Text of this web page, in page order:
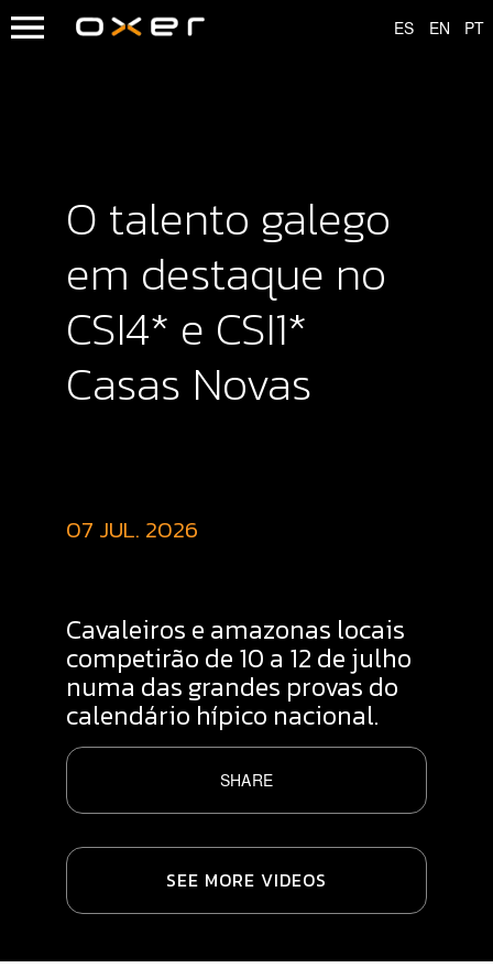
O talento galego
em destaque no
CSI4* e CSI1*
Casas Novas
07 JUL. 2026
Cavaleiros e amazonas locais
competirão de 10 a 12 de julho
numa das grandes provas do
calendário hípico nacional.
SHARE
SEE MORE VIDEOS